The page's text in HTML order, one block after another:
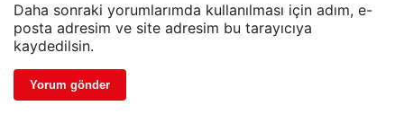
Daha sonraki yorumlarımda kullanılması için adım, e-
posta adresim ve site adresim bu tarayıcıya
kaydedilsin.